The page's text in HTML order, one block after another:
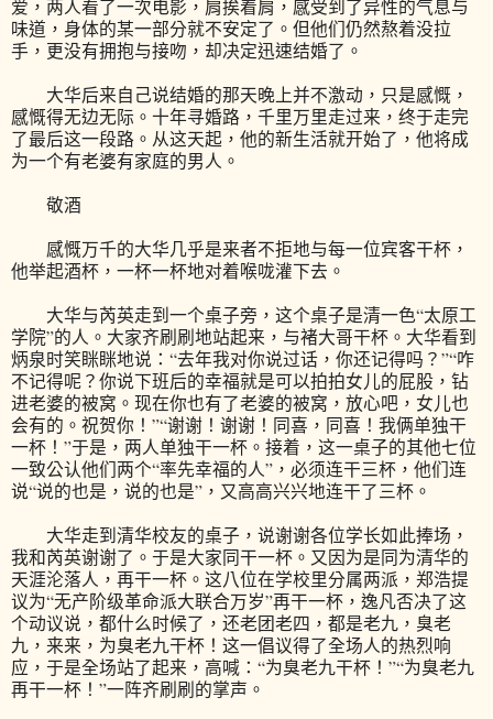
爱，两人看了一次电影，肩挨着肩，感受到了异性的气息与
味道，身体的某一部分就不安定了。但他们仍然熬着没拉
手，更没有拥抱与接吻，却决定迅速结婚了。
大华后来自己说结婚的那天晚上并不激动，只是感慨，
感慨得无边无际。十年寻婚路，千里万里走过来，终于走完
了最后这一段路。从这天起，他的新生活就开始了，他将成
为一个有老婆有家庭的男人。
敬酒
感慨万千的大华几乎是来者不拒地与每一位宾客干杯，
他举起酒杯，一杯一杯地对着喉咙灌下去。
大华与芮英走到一个桌子旁，这个桌子是清一色“太原工
学院”的人。大家齐刷刷地站起来，与褚大哥干杯。大华看到
炳泉时笑眯眯地说：“去年我对你说过话，你还记得吗？”“咋
不记得呢？你说下班后的幸福就是可以拍拍女儿的屁股，钻
进老婆的被窝。现在你也有了老婆的被窝，放心吧，女儿也
会有的。祝贺你！”“谢谢！谢谢！同喜，同喜！我俩单独干
一杯！”于是，两人单独干一杯。接着，这一桌子的其他七位
一致公认他们两个“率先幸福的人”，必须连干三杯，他们连
说“说的也是，说的也是”，又高高兴兴地连干了三杯。
大华走到清华校友的桌子，说谢谢各位学长如此捧场，
我和芮英谢谢了。于是大家同干一杯。又因为是同为清华的
天涯沦落人，再干一杯。这八位在学校里分属两派，郑浩提
议为“无产阶级革命派大联合万岁”再干一杯，逸凡否决了这
个动议说，都什么时候了，还老团老四，都是老九，臭老
九，来来，为臭老九干杯！这一倡议得了全场人的热烈响
应，于是全场站了起来，高喊：“为臭老九干杯！”“为臭老九
再干一杯！”一阵齐刷刷的掌声。